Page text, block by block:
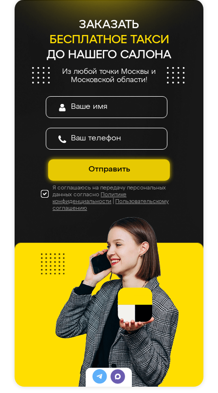
ЗАКАЗАТЬ
БЕСПЛАТНОЕ ТАКСИ
ДО НАШЕГО САЛОНА
Из любой точки Москвы и
Московской области!
Отправить
Я соглашаюсь на передачу персональных
данных согласно Политике
конфиденциальности
Пользовательскому
соглашению